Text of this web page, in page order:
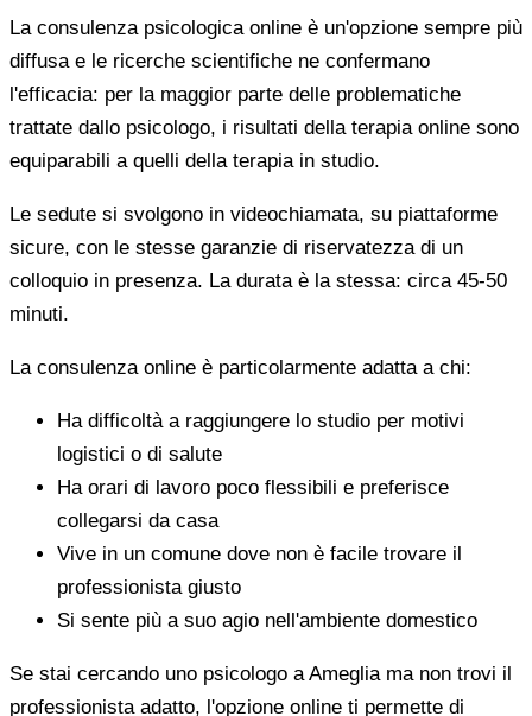
La consulenza psicologica online è un'opzione sempre più
diffusa e le ricerche scientifiche ne confermano
l'efficacia: per la maggior parte delle problematiche
trattate dallo psicologo, i risultati della terapia online sono
equiparabili a quelli della terapia in studio.
Le sedute si svolgono in videochiamata, su piattaforme
sicure, con le stesse garanzie di riservatezza di un
colloquio in presenza. La durata è la stessa: circa 45-50
minuti.
La consulenza online è particolarmente adatta a chi:
Ha difficoltà a raggiungere lo studio per motivi
logistici o di salute
Ha orari di lavoro poco flessibili e preferisce
collegarsi da casa
Vive in un comune dove non è facile trovare il
professionista giusto
Si sente più a suo agio nell'ambiente domestico
Se stai cercando uno psicologo a Ameglia ma non trovi il
professionista adatto, l'opzione online ti permette di